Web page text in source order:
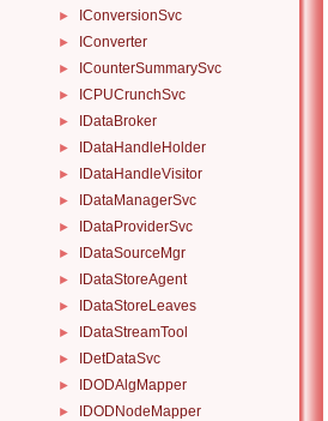
► IConversionSvc
► IConverter
► ICounterSummarySvc
► ICPUCrunchSvc
► IDataBroker
► IDataHandleHolder
► IDataHandleVisitor
► IDataManagerSvc
► IDataProviderSvc
► IDataSourceMgr
► IDataStoreAgent
► IDataStoreLeaves
► IDataStreamTool
► IDetDataSvc
► IDODAlgMapper
► IDODNodeMapper